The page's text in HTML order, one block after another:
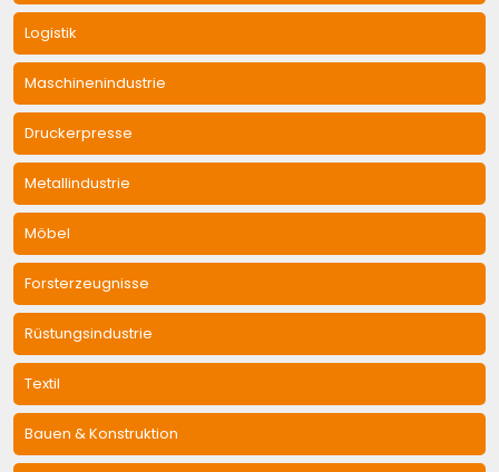
Logistik
Maschinenindustrie
Druckerpresse
Metallindustrie
Möbel
Forsterzeugnisse
Rüstungsindustrie
Textil
Bauen & Konstruktion